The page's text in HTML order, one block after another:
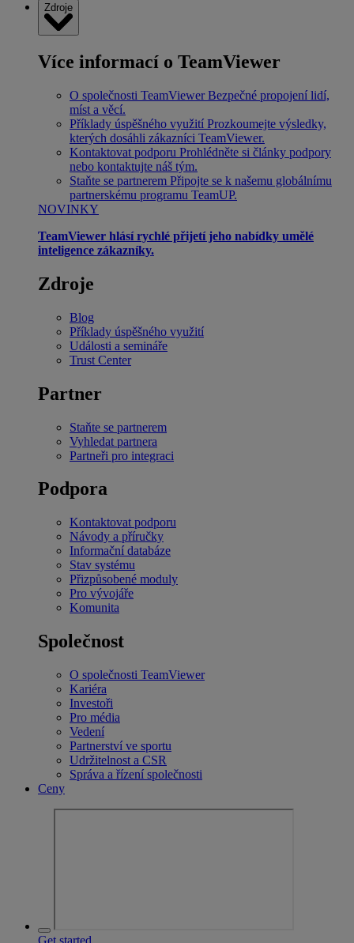
Zdroje
Více informací o TeamViewer
O společnosti TeamViewer Bezpečné propojení lidí,
míst a věcí.
Příklady úspěšného využití Prozkoumejte výsledky,
kterých dosáhli zákazníci TeamViewer.
Kontaktovat podporu Prohlédněte si články podpory
nebo kontaktujte náš tým.
Staňte se partnerem Připojte se k našemu globálnímu
partnerskému programu TeamUP.
NOVINKY
TeamViewer hlásí rychlé přijetí jeho nabídky umělé
inteligence zákazníky.
Zdroje
Blog
Příklady úspěšného využití
Události a semináře
Trust Center
Partner
Staňte se partnerem
Vyhledat partnera
Partneři pro integraci
Podpora
Kontaktovat podporu
Návody a příručky
Informační databáze
Stav systému
Přizpůsobené moduly
Pro vývojáře
Komunita
Společnost
O společnosti TeamViewer
Kariéra
Investoři
Pro média
Vedení
Partnerství ve sportu
Udržitelnost a CSR
Správa a řízení společnosti
Ceny